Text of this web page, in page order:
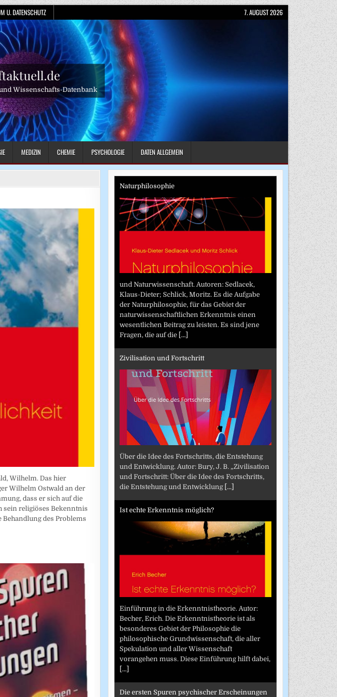
U. DATENSCHUTZ 7. AUGUST 2026
Wissenschafts-Datenbank
MEDIZIN CHEMIE PSYCHOLOGIE DATEN ALLGEMEIN
Wilhelm. Das hier
Wilhelm Ostwald an der
dass er sich auf die
sein religiöses Bekenntnis
des Problems
Naturphilosophie
und Naturwissenschaft. Autoren: Sedlacek,
Klaus-Dieter; Schlick, Moritz. Es die Aufgabe
der Naturphilosophie, für das Gebiet der
naturwissenschaftlichen Erkenntnis einen
wesentlichen Beitrag zu leisten. Es sind jene
Fragen, die auf die [...]
Zivilisation und Fortschritt
Über die Idee des Fortschritts, die Entstehung
und Entwicklung. Autor: Bury, J. B. „Zivilisation
und Fortschritt: Über die Idee des Fortschritts,
die Entstehung und Entwicklung [...]
Ist echte Erkenntnis möglich?
Einführung in die Erkenntnistheorie. Autor:
Becher, Erich. Die Erkenntnistheorie ist als
besonderes Gebiet der Philosophie die
philosophische Grundwissenschaft, die aller
Spekulation und aller Wissenschaft
vorangehen muss. Diese Einführung hilft dabei,
[...]
Die ersten Spuren psychischer Erscheinungen